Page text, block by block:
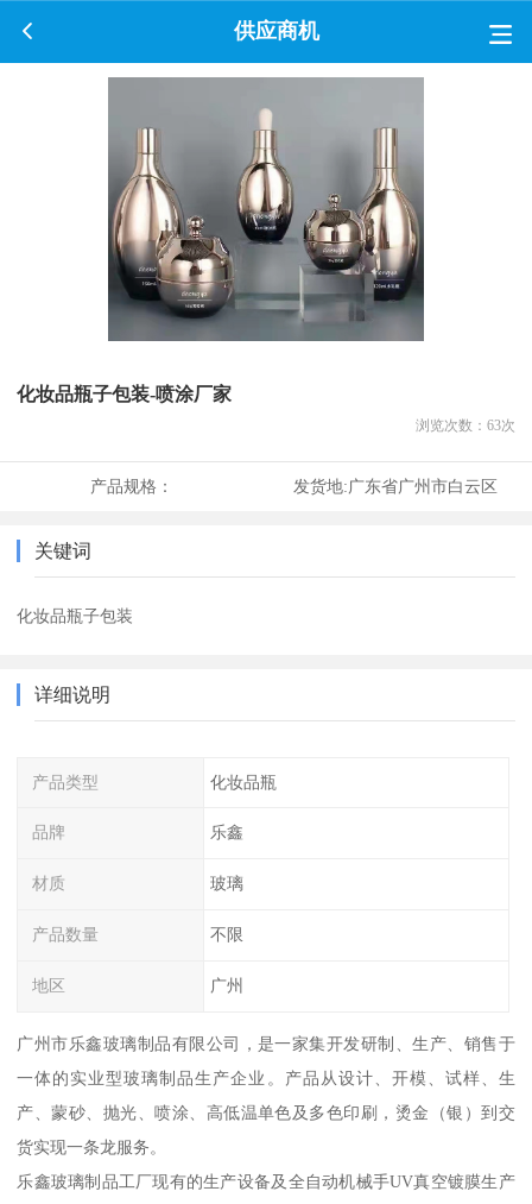
供应商机
化妆品瓶子包装-喷涂厂家
浏览次数： 63次
产品规格： 发货地:广东省广州市白云区
关键词
化妆品瓶子包装
详细说明
产品类型 化妆品瓶
品牌 乐鑫
材质 玻璃
产品数量 不限
地区 广州
广州市乐鑫玻璃制品有限公司，是一家集开发研制、生产、销售于
一体的实业型玻璃制品生产企业。产品从设计、开模、试样、生
产、蒙砂、抛光、喷涂、高低温单色及多色印刷，烫金（银）到交
货实现一条龙服务。
乐鑫玻璃制品工厂现有的生产设备及全自动机械手UV真空镀膜生产